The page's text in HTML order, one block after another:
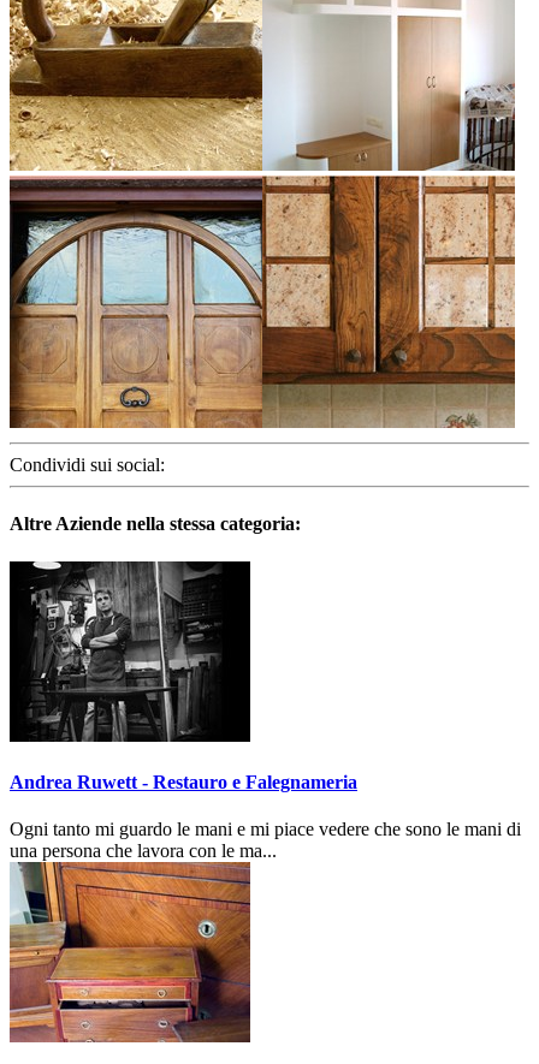
Condividi sui social:
Altre Aziende nella stessa categoria:
Andrea Ruwett - Restauro e Falegnameria
Ogni tanto mi guardo le mani e mi piace vedere che sono le mani di
una persona che lavora con le ma...